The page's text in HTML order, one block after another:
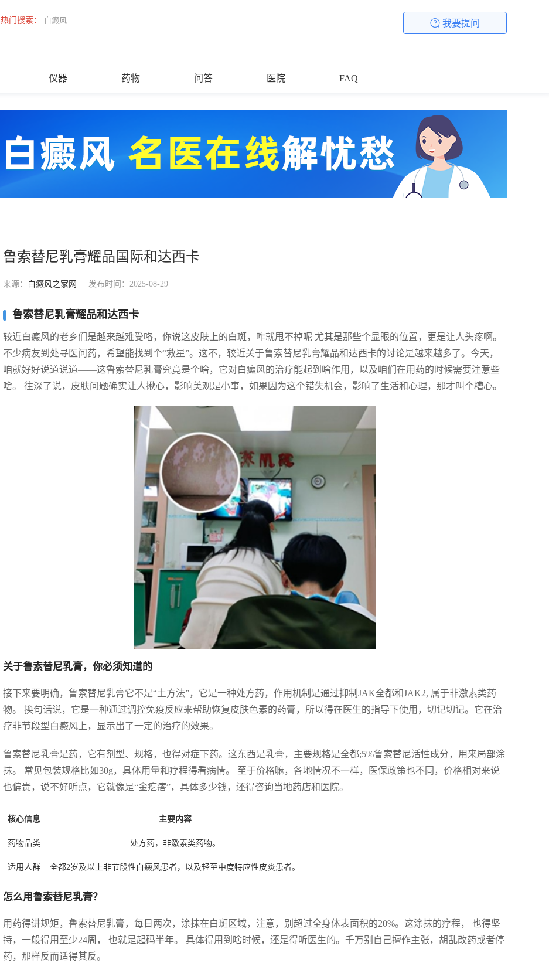
热门搜索： 白癜风 我要提问
仪器 药物 问答 医院 FAQ
鲁索替尼乳膏耀品国际和达西卡
来源： 白癜风之家网 发布时间：2025-08-29
鲁索替尼乳膏耀品和达西卡
较近白癜风的老乡们是越来越难受咯，你说这皮肤上的白斑，咋就甩不掉呢 尤其是那些个显眼的位置，更是让人头疼啊。
不少病友到处寻医问药，希望能找到个“救星”。这不，较近关于鲁索替尼乳膏耀品和达西卡的讨论是越来越多了。今天，
咱就好好说道说道——这鲁索替尼乳膏究竟是个啥，它对白癜风的治疗能起到啥作用，以及咱们在用药的时候需要注意些
啥。 往深了说，皮肤问题确实让人揪心，影响美观是小事，如果因为这个错失机会，影响了生活和心理，那才叫个糟心。
关于鲁索替尼乳膏，你必须知道的
接下来要明确，鲁索替尼乳膏它不是“土方法”，它是一种处方药，作用机制是通过抑制JAK全都和JAK2, 属于非激素类药
物。 换句话说，它是一种通过调控免疫反应来帮助恢复皮肤色素的药膏，所以得在医生的指导下使用，切记切记。它在治
疗非节段型白癜风上，显示出了一定的治疗的效果。
鲁索替尼乳膏是药，它有剂型、规格，也得对症下药。这东西是乳膏，主要规格是全都;5%鲁索替尼活性成分，用来局部涂
抹。 常见包装规格比如30g，具体用量和疗程得看病情。 至于价格嘛，各地情况不一样，医保政策也不同，价格相对来说
也偏贵，说不好听点，它就像是“金疙瘩”，具体多少钱，还得咨询当地药店和医院。
核心信息 主要内容
药物品类 处方药，非激素类药物。
适用人群 全都2岁及以上非节段性白癜风患者，以及轻至中度特应性皮炎患者。
怎么用鲁索替尼乳膏？
用药得讲规矩，鲁索替尼乳膏，每日两次，涂抹在白斑区域，注意，别超过全身体表面积的20%。这涂抹的疗程， 也得坚
持，一般得用至少24周， 也就是起码半年。 具体得用到啥时候，还是得听医生的。千万别自己擅作主张，胡乱改药或者停
药，那样反而适得其反。